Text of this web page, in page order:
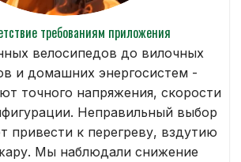
требованиям приложения
велосипедов до вилочных
и домашних энергосистем -
точного напряжения, скорости
Неправильный выбор
привести к перегреву, вздутию
Мы наблюдали снижение